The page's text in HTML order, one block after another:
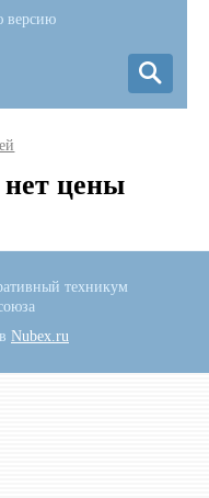
версию
цены
техникум
Nubex.ru